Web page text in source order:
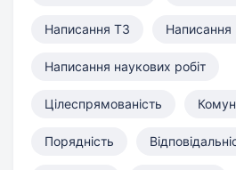
Написання ТЗ Написання
Написання наукових робіт
Цілеспрямованість
Порядність